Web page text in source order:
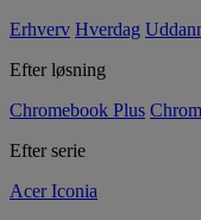
Erhverv Hverdag
Efter løsning
Chromebook Plus
Efter serie
Acer Iconia